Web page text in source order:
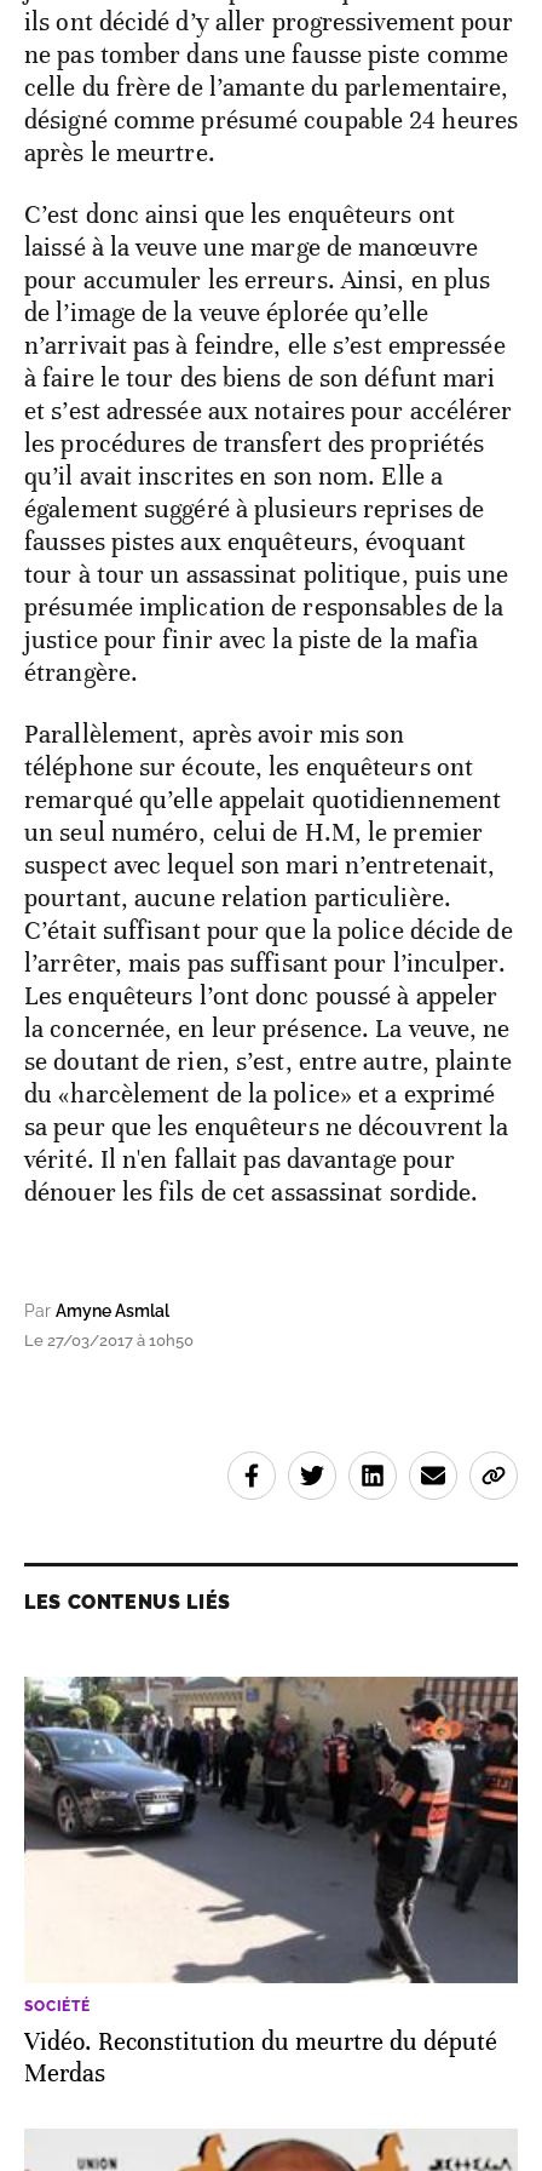
ils ont décidé d’y aller progressivement pour
ne pas tomber dans une fausse piste comme
celle du frère de l’amante du parlementaire,
désigné comme présumé coupable 24 heures
après le meurtre.
C’est donc ainsi que les enquêteurs ont
laissé à la veuve une marge de manœuvre
pour accumuler les erreurs. Ainsi, en plus
de l’image de la veuve éplorée qu’elle
n’arrivait pas à feindre, elle s’est empressée
à faire le tour des biens de son défunt mari
et s’est adressée aux notaires pour accélérer
les procédures de transfert des propriétés
qu’il avait inscrites en son nom. Elle a
également suggéré à plusieurs reprises de
fausses pistes aux enquêteurs, évoquant
tour à tour un assassinat politique, puis une
présumée implication de responsables de la
justice pour finir avec la piste de la mafia
étrangère.
Parallèlement, après avoir mis son
téléphone sur écoute, les enquêteurs ont
remarqué qu’elle appelait quotidiennement
un seul numéro, celui de H.M, le premier
suspect avec lequel son mari n’entretenait,
pourtant, aucune relation particulière.
C’était suffisant pour que la police décide de
l’arrêter, mais pas suffisant pour l’inculper.
Les enquêteurs l’ont donc poussé à appeler
la concernée, en leur présence. La veuve, ne
se doutant de rien, s’est, entre autre, plainte
du «harcèlement de la police» et a exprimé
sa peur que les enquêteurs ne découvrent la
vérité. Il n'en fallait pas davantage pour
dénouer les fils de cet assassinat sordide.
Par Amyne Asmlal
Le 27/03/2017 à 10h50
LES CONTENUS LIÉS
SOCIÉTÉ
Vidéo. Reconstitution du meurtre du député
Merdas